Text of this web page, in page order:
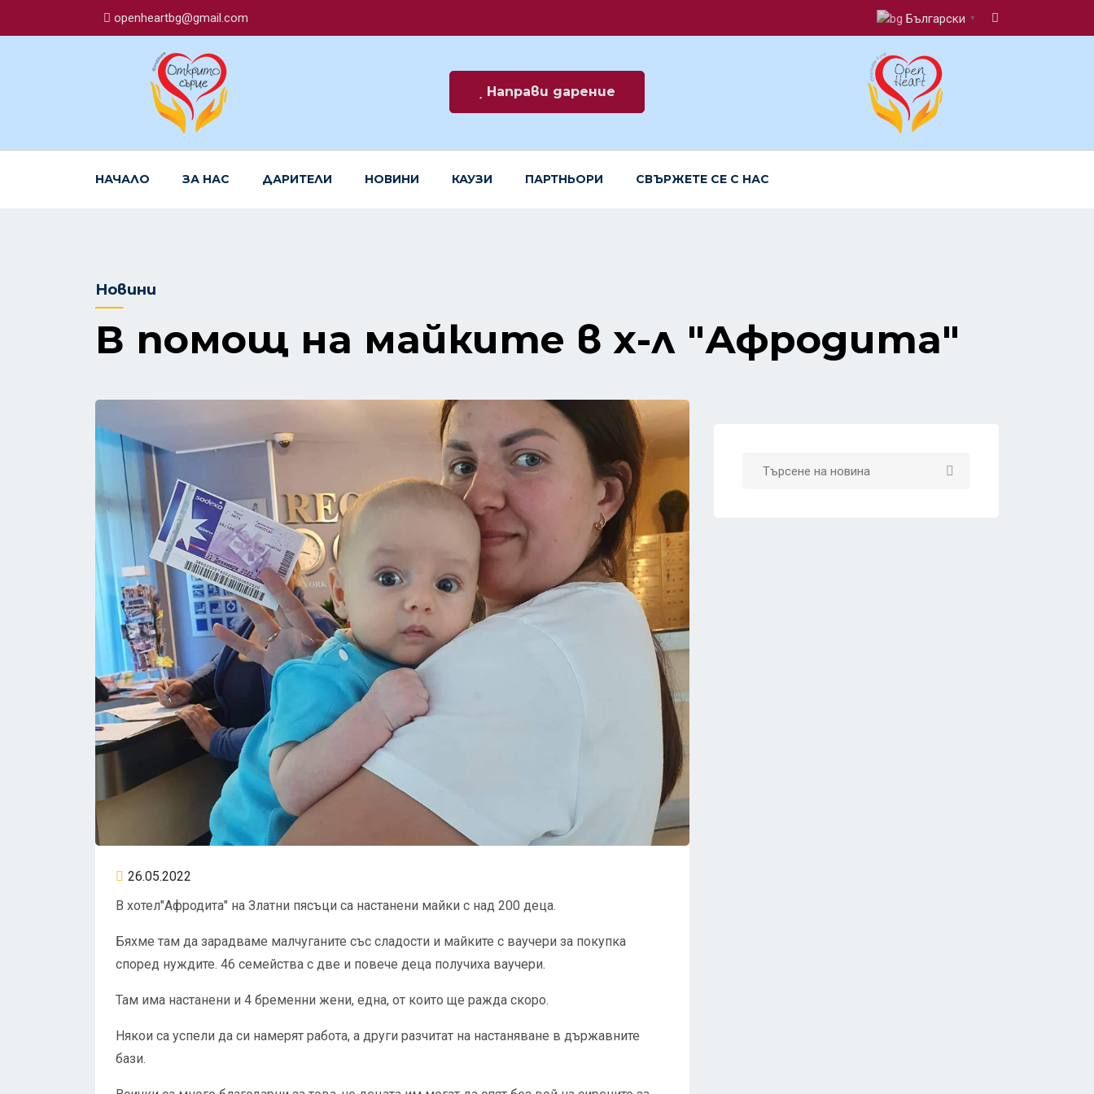
openheartbg@gmail.com Български ▼
Направи дарение
НАЧАЛО ЗА НАС ДАРИТЕЛИ НОВИНИ КАУЗИ ПАРТНЬОРИ СВЪРЖЕТЕ СЕ С НАС
Новини
В помощ на майките в х-л "Афродита"
26.05.2022
В хотел"Афродита" на Златни пясъци са настанени майки с над 200 деца.
Бяхме там да зарадваме малчуганите със сладости и майките с ваучери за покупка
според нуждите. 46 семейства с две и повече деца получиха ваучери.
Там има настанени и 4 бременни жени, една, от които ще ражда скоро.
Някои са успели да си намерят работа, а други разчитат на настаняване в държавните
бази.